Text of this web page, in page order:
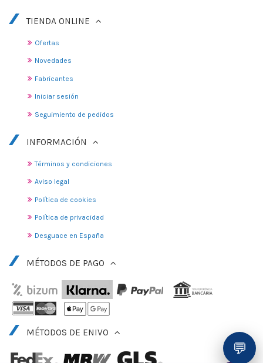
TIENDA ONLINE
Ofertas
Novedades
Fabricantes
Iniciar sesión
Seguimiento de pedidos
INFORMACIÓN
Términos y condiciones
Aviso legal
Política de cookies
Política de privacidad
Desguace en España
MÉTODOS DE PAGO
MÉTODOS DE ENIVO
💬